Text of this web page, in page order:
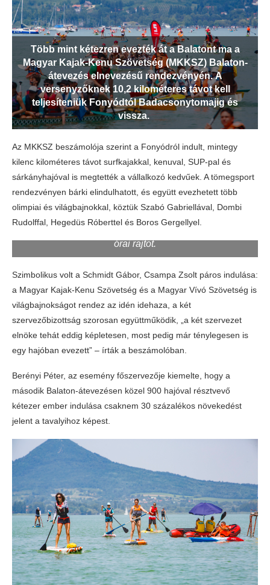
Több mint kétezren evezték át a Balatont ma a
Magyar Kajak-Kenu Szövetség (MKKSZ) Balaton-
átevezés elnevezésű rendezvényén. A
versenyzőknek 10,2 kilométeres távot kell
teljesíteniük Fonyódtól Badacsonytomajig és
vissza.
Az MKKSZ beszámolója szerint a Fonyódról indult, mintegy
kilenc kilométeres távot surfkajakkal, kenuval, SUP-pal és
sárkányhajóval is megtették a vállalkozó kedvűek. A tömegsport
rendezvényen bárki elindulhatott, és együtt evezhetett több
olimpiai és világbajnokkal, köztük Szabó Gabriellával, Dombi
Rudolffal, Hegedüs Róberttel és Boros Gergellyel.
Bár indulni 13 óráig lehetett, a nagy hőséget
elkerülendő nagyon sokan választották a reggel kilenc
órai rajtot.
Szimbolikus volt a Schmidt Gábor, Csampa Zsolt páros indulása:
a Magyar Kajak-Kenu Szövetség és a Magyar Vívó Szövetség is
világbajnokságot rendez az idén idehaza, a két
szervezőbizottság szorosan együttműködik, „a két szervezet
elnöke tehát eddig képletesen, most pedig már ténylegesen is
egy hajóban evezett” – írták a beszámolóban.
Berényi Péter, az esemény főszervezője kiemelte, hogy a
második Balaton-átevezésen közel 900 hajóval résztvevő
kétezer ember indulása csaknem 30 százalékos növekedést
jelent a tavalyihoz képest.